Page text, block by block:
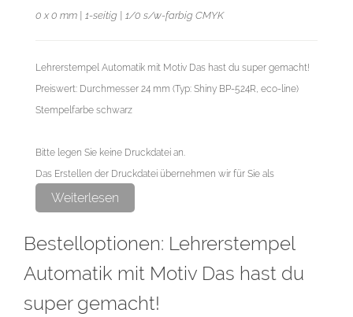
0 x 0 mm | 1-seitig | 1/0 s/w-farbig CMYK
Lehrerstempel Automatik mit Motiv Das hast du super gemacht!
Preiswert: Durchmesser 24 mm (Typ: Shiny BP-524R, eco-line)
Stempelfarbe schwarz
Bitte legen Sie keine Druckdatei an.
Das Erstellen der Druckdatei übernehmen wir für Sie als
exklusiven Service.
Weiterlesen
Bestelloptionen: Lehrerstempel
Automatik mit Motiv Das hast du
super gemacht!